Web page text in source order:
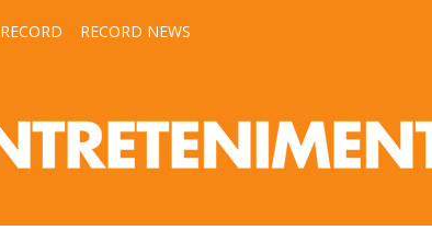
RECORD RECORD NEWS